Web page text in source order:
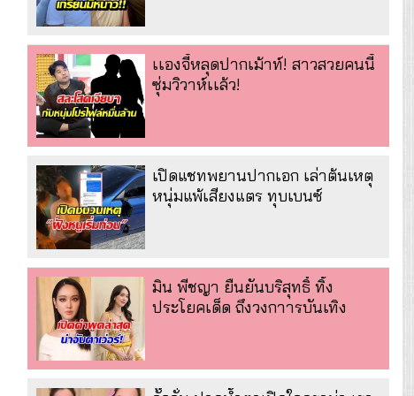
เเองจี้หลุดปากเม้าท์! สาวสวยคนนี้
ซุ่มวิวาห์เเล้ว!
เปิดแชทพยานปากเอก เล่าต้นเหตุ
หนุ่มแพ้เสียงแตร ทุบเบนซ์
มิน พีชญา ยืนยันบริสุทธิ์ ทิ้ง
ประโยคเด็ด ถึงวงกาารบันเทิง